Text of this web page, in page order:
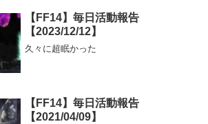
【FF14】毎日活動報告
【2023/12/12】
久々に超眠かった
【FF14】毎日活動報告
【2021/04/09】